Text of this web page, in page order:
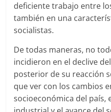
deficiente trabajo entre
también en una
socialistas.
De todas maneras, no
incidieron en el declive
posterior de su reacción
que ver con los cambios
socioeconómica del país,